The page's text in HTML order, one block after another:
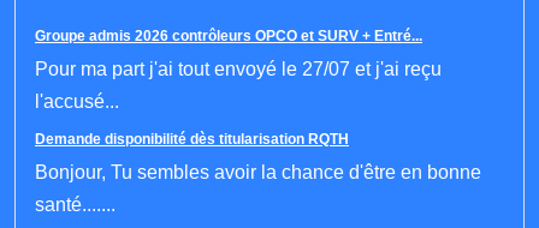
Groupe admis 2026 contrôleurs OPCO et SURV + Entré...
Pour ma part j'ai tout envoyé le 27/07 et j'ai reçu
l'accusé...
Demande disponibilité dès titularisation RQTH
Bonjour, Tu sembles avoir la chance d'être en bonne
santé.......